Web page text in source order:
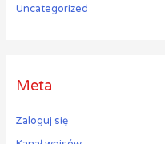
Uncategorized
Meta
Zaloguj się